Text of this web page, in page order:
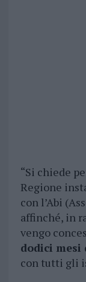
“Si chiede
Regione
con l’Abi
affinché, in
vengo
dodici mesi
con tutti gli